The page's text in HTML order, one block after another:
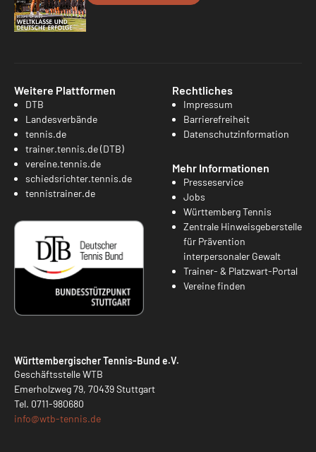
Weitere Plattformen
DTB
Landesverbände
tennis.de
trainer.tennis.de (DTB)
vereine.tennis.de
schiedsrichter.tennis.de
tennistrainer.de
Rechtliches
Impressum
Barrierefreiheit
Datenschutzinformation
Mehr Informationen
Presseservice
Jobs
Württemberg Tennis
Zentrale Hinweisgeberstelle
für Prävention
interpersonaler Gewalt
Trainer- & Platzwart-Portal
Vereine finden
Württembergischer Tennis-Bund e.V.
Geschäftsstelle WTB
Emerholzweg 79, 70439 Stuttgart
Tel. 0711-980680
info@wtb-tennis.de